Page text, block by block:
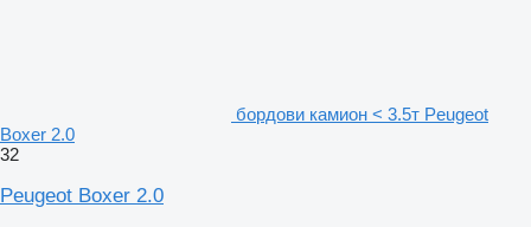
бордови камион < 3.5т Peugeot
Boxer 2.0
32
Peugeot Boxer 2.0